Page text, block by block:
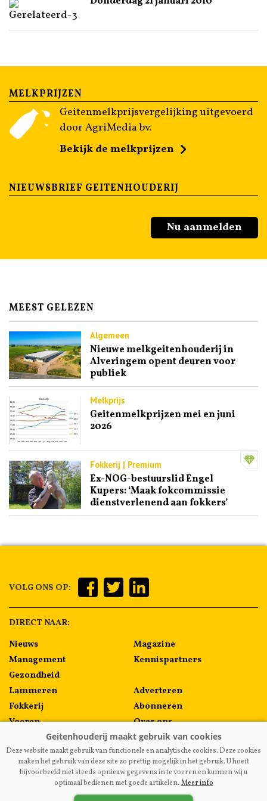
MELKPRIJZEN
Geitenmelkprijsvergelijking uitgevoerd
door AgriMedia bv.
Bekijk de melkprijzen
NIEUWSBRIEF GEITENHOUDERIJ
Nu aanmelden
MEEST GELEZEN
Algemeen
Nieuwe melkgeitenhouderij in
Alveringem opent deuren voor
publiek
Melkprijs
Geitenmelkprijzen mei en juni
2026
Fokkerij | Premium
Ex-NOG-bestuurslid Engel
Kupers: ‘Maak fokcommissie
dienstverlenend aan fokkers’
VOLG ONS OP:
DIRECT NAAR:
Nieuws
Management
Gezondheid
Lammeren
Fokkerij
Voeren
Algemeen
Melkprijzen
Magazine
Kennispartners
Adverteren
Abonneren
Over ons
Contact
Deze website maakt gebruik van functionele en analytische cookies. Deze cookies
maken het gebruik van deze site zo prettig mogelijk in het gebruik. U hoeft
bijvoorbeeld niet steeds opnieuw gegevens in te voeren en kunnen wij u
optimaal bedienen met goede artikelen. Meer info